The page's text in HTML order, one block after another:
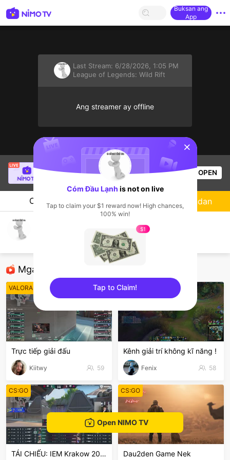
Buksan ang
App
Last Stream: 6/28/2026, 1:05 PM
League of Legends: Wild Rift
Ang streamer ay offline
is live!
763 Views OPEN
Chat Streamer
League of Legends: Wild Rift
Mga Nirerekominda Na Mga Streamer
VALORANT
Trực tiếp giải đấu
Kiitwy 59
League of Legends
Kênh giải trí không kĩ năng !
Fenix 58
CS:GO
TÁI CHIẾU: IEM Krakow 2026
CS:GO
Dau2den Game Nek
Sundan
Open NIMO TV
sentinelStart
Cóm Đầu Lạnh is not on live
Tap to claim your $1 reward now! High chances,
100% win!
$1
Tap to Claim!
sentinelEnd